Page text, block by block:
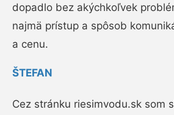
dopadlo bez akýchkoľvek
najmä prístup a spôsob
a cenu.
ŠTEFAN
Cez stránku riesimvodu.sk som